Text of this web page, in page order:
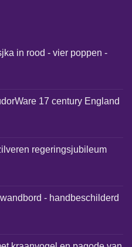
in rood - vier poppen -
17 century England
regeringsjubileum
- handbeschilderd